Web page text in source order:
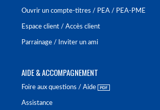
Ouvrir un compte-titres / PEA / PEA-PME
Espace client / Accès client
Parrainage / Inviter un ami
AIDE & ACCOMPAGNEMENT
Foire aux questions / Aide
Assistance